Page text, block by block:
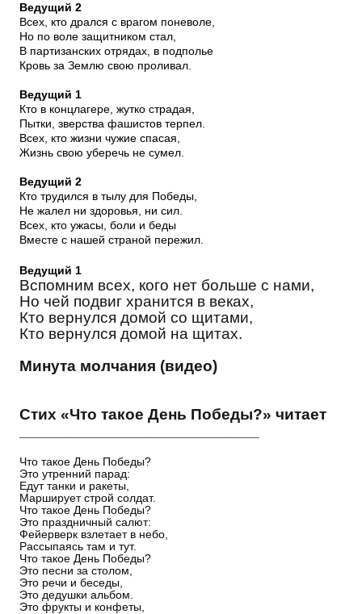
Ведущий 2
Всех, кто дрался с врагом поневоле,
Но по воле защитником стал,
В партизанских отрядах, в подполье
Кровь за Землю свою проливал.
Ведущий 1
Кто в концлагере, жутко страдая,
Пытки, зверства фашистов терпел.
Всех, кто жизни чужие спасая,
Жизнь свою уберечь не сумел.
Ведущий 2
Кто трудился в тылу для Победы,
Не жалел ни здоровья, ни сил.
Всех, кто ужасы, боли и беды
Вместе с нашей страной пережил.
Ведущий 1
Вспомним всех, кого нет больше с нами,
Но чей подвиг хранится в веках,
Кто вернулся домой со щитами,
Кто вернулся домой на щитах.
Минута молчания (видео)
Стих «Что такое День Победы?» читает
Что такое День Победы?
Это утренний парад:
Едут танки и ракеты,
Марширует строй солдат.
Что такое День Победы?
Это праздничный салют:
Фейерверк взлетает в небо,
Рассыпаясь там и тут.
Что такое День Победы?
Это песни за столом,
Это речи и беседы,
Это дедушки альбом.
Это фрукты и конфеты,